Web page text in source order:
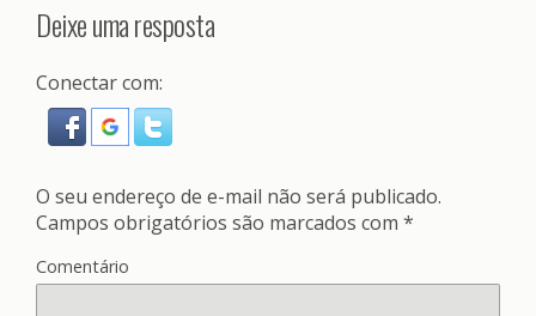
Deixe uma resposta
Conectar com:
O seu endereço de e-mail não será publicado.
Campos obrigatórios são marcados com *
Comentário